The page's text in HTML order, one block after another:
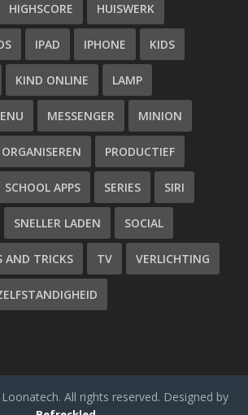
HIGHSCORE HUISWERK
IPAD IPHONE KIDS
KIND ONLINE LAMP
MESSENGER MINION
ORGANISEREN PRODUCTIEF
SCHOOL APPS SERIES SIRI
SNELLER LADEN SOCIAL
AND TRICKS TV VERLICHTING
All rights reserved. Designed by